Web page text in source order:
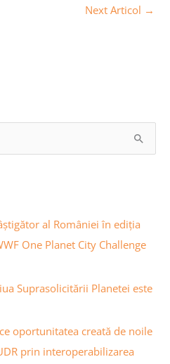
Next Articol →
al României în ediția
One Planet City Challenge
Suprasolicitării Planetei este
oportunitatea creată de noile
prin interoperabilizarea